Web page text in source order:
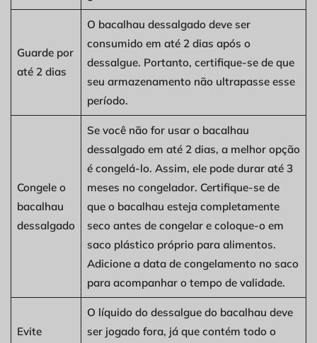
Guarde por
até 2 dias
O bacalhau dessalgado deve ser
consumido em até 2 dias após o
dessalgue. Portanto, certifique-se de que
seu armazenamento não ultrapasse esse
período.
Congele o
bacalhau
dessalgado
Se você não for usar o bacalhau
dessalgado em até 2 dias, a melhor opção
é congelá-lo. Assim, ele pode durar até 3
meses no congelador. Certifique-se de
que o bacalhau esteja completamente
seco antes de congelar e coloque-o em
saco plástico próprio para alimentos.
Adicione a data de congelamento no saco
para acompanhar o tempo de validade.
Evite
O líquido do dessalgue do bacalhau deve
ser jogado fora, já que contém todo o